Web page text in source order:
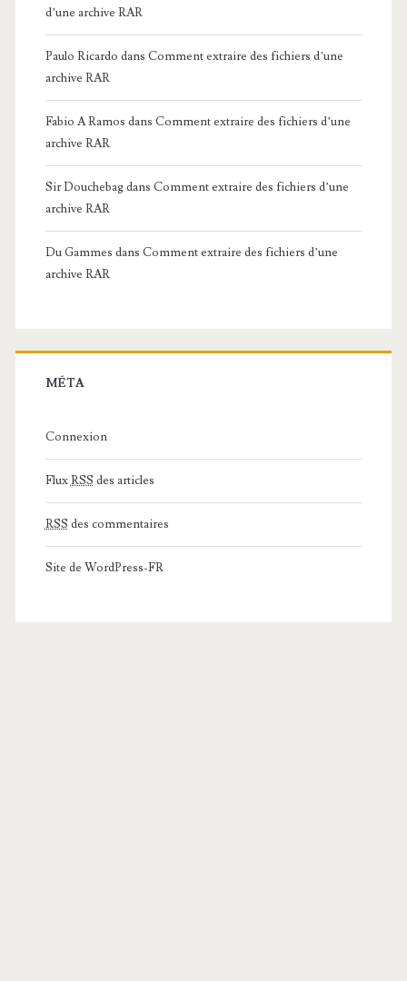
d’une archive RAR
Paulo Ricardo dans Comment extraire des fichiers d’une
archive RAR
Fabio A Ramos dans Comment extraire des fichiers d’une
archive RAR
Sir Douchebagdans Comment extraire des fichiers d’une
archive RAR
Du Gammes dans Comment extraire des fichiers d’une
archive RAR
MÉTA
Connexion
FluxRSS des articles
RSS des commentaires
Site de WordPress-FR